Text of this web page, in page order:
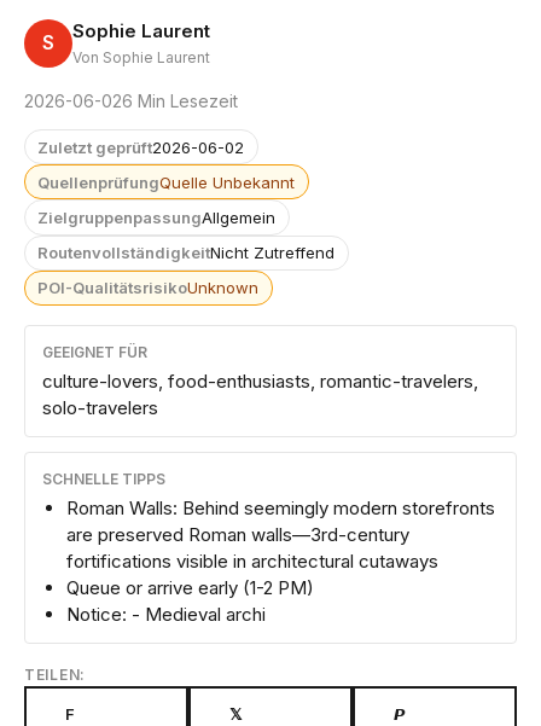
S Sophie Laurent
Von Sophie Laurent
2026-06-026 Min Lesezeit
Zuletzt geprüft2026-06-02
QuellenprüfungQuelle Unbekannt
ZielgruppenpassungAllgemein
RoutenvollständigkeitNicht Zutreffend
POI-QualitätsrisikoUnknown
GEEIGNET FÜR
culture-lovers, food-enthusiasts, romantic-travelers,
solo-travelers
SCHNELLE TIPPS
Roman Walls: Behind seemingly modern storefronts
are preserved Roman walls—3rd-century
fortifications visible in architectural cutaways
Queue or arrive early (1-2 PM)
Notice: - Medieval archi
TEILEN:
F 𝕏 𝙋